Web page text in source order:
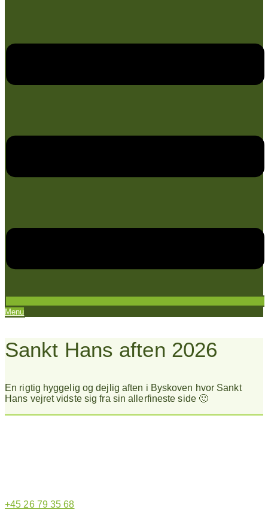
Menu
Sankt Hans aften 2026
En rigtig hyggelig og dejlig aften i Byskoven hvor Sankt
Hans vejret vidste sig fra sin allerfineste side 🙂
+45 26 79 35 68